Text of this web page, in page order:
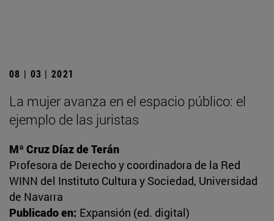
08 | 03 | 2021
La mujer avanza en el espacio público: el
ejemplo de las juristas
Mª Cruz Díaz de Terán
Profesora de Derecho y coordinadora de la Red
WINN del Instituto Cultura y Sociedad, Universidad
de Navarra
Publicado en: Expansión (ed. digital)